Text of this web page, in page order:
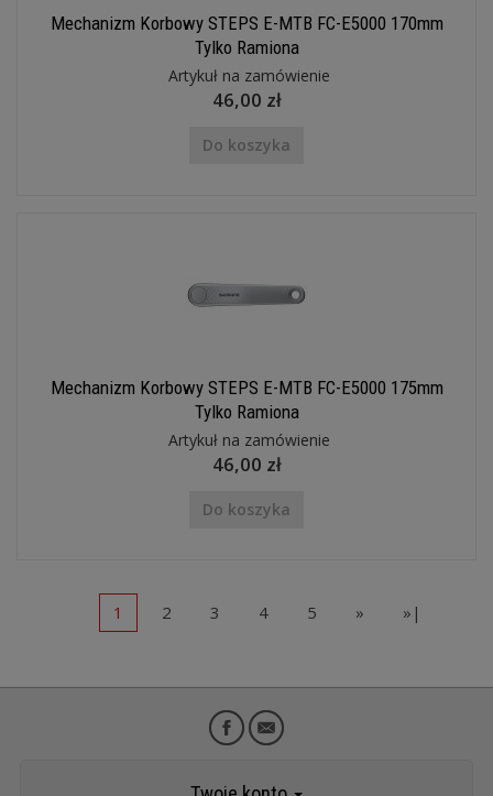
Mechanizm Korbowy STEPS E-MTB FC-E5000 170mm
Tylko Ramiona
Artykuł na zamówienie
46,00 zł
Do koszyka
Mechanizm Korbowy STEPS E-MTB FC-E5000 175mm
Tylko Ramiona
Artykuł na zamówienie
46,00 zł
Do koszyka
1 2 3 4 5 » »|